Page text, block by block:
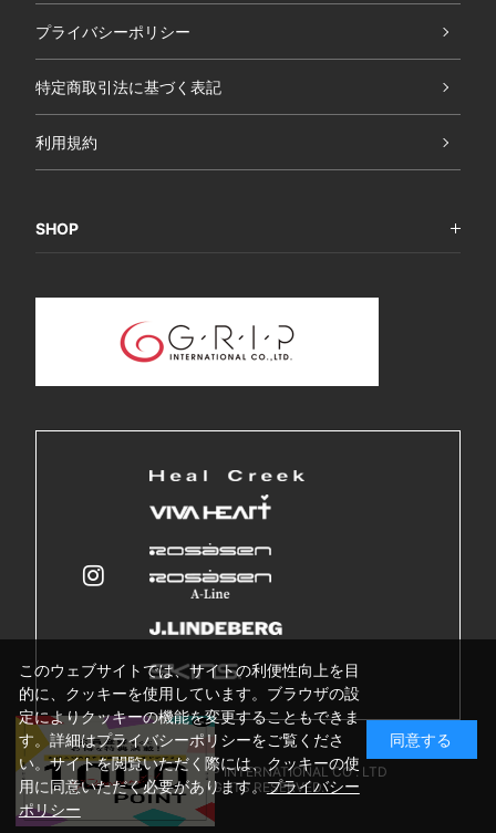
プライバシーポリシー
特定商取引法に基づく表記
利用規約
SHOP
Copyright © GRIP INTERNATIONAL CO . LTD
ALL RIGHTS RESERVED.
このウェブサイトでは、サイトの利便性向上を目
的に、クッキーを使用しています。ブラウザの設
定によりクッキーの機能を変更することもできま
す。詳細はプライバシーポリシーをご覧くださ
い。サイトを閲覧いただく際には、クッキーの使
用に同意いただく必要があります。プライバシー
ポリシー
同意する